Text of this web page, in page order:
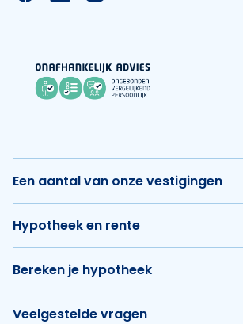
Een aantal van onze vestigingen
Hypotheek en rente
Bereken je hypotheek
Veelgestelde vragen